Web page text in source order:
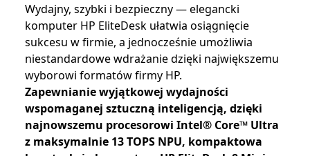
Wydajny, szybki i bezpieczny — elegancki
komputer HP EliteDesk ułatwia osiągnięcie
sukcesu w firmie, a jednocześnie umożliwia
niestandardowe wdrażanie dzięki największemu
wyborowi formatów firmy HP.
Zapewnianie wyjątkowej wydajności
wspomaganej sztuczną inteligencją, dzięki
najnowszemu procesorowi Intel® Core™ Ultra
z maksymalnie 13 TOPS NPU, kompaktowa